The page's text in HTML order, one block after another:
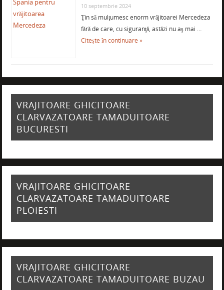
10 septembrie 2024
Ţin să mulţumesc enorm vrăjitoarei Mercedeza
fără de care, cu siguranţă, astăzi nu aş mai …
Citește în continuare »
VRAJITOARE GHICITOARE
CLARVAZATOARE TAMADUITOARE
BUCURESTI
VRAJITOARE GHICITOARE
CLARVAZATOARE TAMADUITOARE
PLOIESTI
VRAJITOARE GHICITOARE
CLARVAZATOARE TAMADUITOARE BUZAU